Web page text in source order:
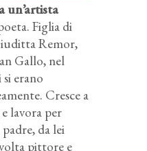
un’artista
Figlia di
Remor,
Gallo, nel
erano
Cresce a
lavora per
da lei
pittore e